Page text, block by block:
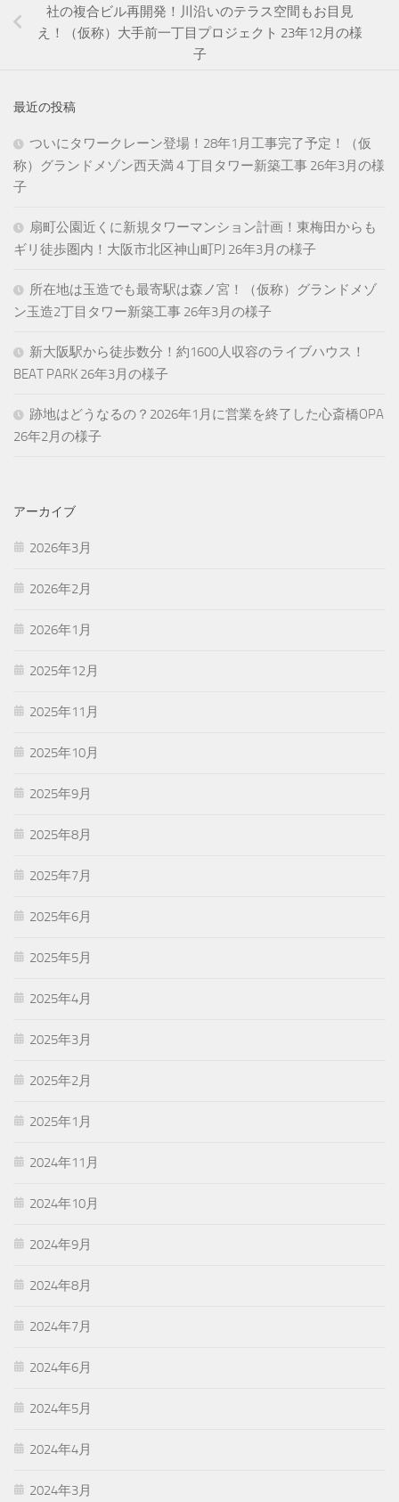
社の複合ビル再開発！川沿いのテラス空間もお目見
え！（仮称）大手前一丁目プロジェクト 23年12月の様
子
最近の投稿
ついにタワークレーン登場！28年1月工事完了予定！（仮
称）グランドメゾン西天満４丁目タワー新築工事 26年3月の様
子
扇町公園近くに新規タワーマンション計画！東梅田からも
ギリ徒歩圏内！大阪市北区神山町PJ 26年3月の様子
所在地は玉造でも最寄駅は森ノ宮！（仮称）グランドメゾ
ン玉造2丁目タワー新築工事 26年3月の様子
新大阪駅から徒歩数分！約1600人収容のライブハウス！
BEAT PARK 26年3月の様子
跡地はどうなるの？2026年1月に営業を終了した心斎橋OPA
26年2月の様子
アーカイブ
2026年3月
2026年2月
2026年1月
2025年12月
2025年11月
2025年10月
2025年9月
2025年8月
2025年7月
2025年6月
2025年5月
2025年4月
2025年3月
2025年2月
2025年1月
2024年11月
2024年10月
2024年9月
2024年8月
2024年7月
2024年6月
2024年5月
2024年4月
2024年3月